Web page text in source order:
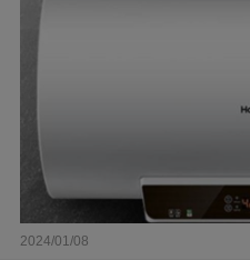
2024/01/08